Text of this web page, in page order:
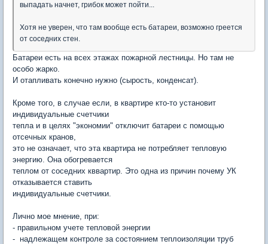
выпадать начнет, грибок может пойти...
Хотя не уверен, что там вообще есть батареи, возможно греется
от соседних стен.
Батареи есть на всех этажах пожарной лестницы. Но там не
особо жарко.
И отапливать конечно нужно (сырость, конденсат).
Кроме того, в случае если, в квартире кто-то установит
индивидуальные счетчики
тепла и в целях "экономии" отключит батареи с помощью
отсечных кранов,
это не означает, что эта квартира не потребляет тепловую
энергию. Она обогревается
теплом от соседних кввартир. Это одна из причин почему УК
отказывается ставить
индивидуальные счетчики.
Лично мое мнение, при:
- правильном учете тепловой энергии
- надлежащем контроле за состоянием теплоизоляции труб